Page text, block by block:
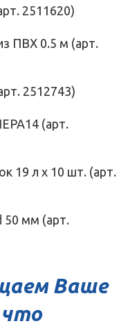
2511620)
ПВХ 0.5 м (арт.
2512743)
(арт.
19 л х 10 шт. (арт.
50 мм (арт.
Ваше